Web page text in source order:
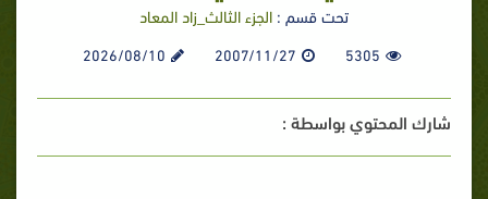
تحت قسم : الجزء الثالث_زاد المعاد
5305
2007/11/27
2026/08/10
شارك المحتوي بواسطة :